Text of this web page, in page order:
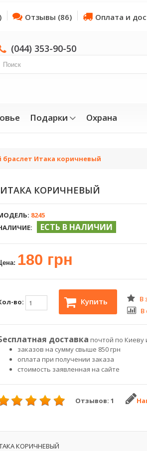
Отзывы (86) Оплата и
(044) 353-90-50
Подарки Охрана
Итака коричневый
КОРИЧНЕВЫЙ
8245
ЕСТЬ В НАЛИЧИИ
180 грн
во: Купить
В
В
доставка почтой по Киеву
заказов на сумму свыше 850 грн
оплата при получении заказа
стоимость заявленная на сайте
Отзывов: 1
КОРИЧНЕВЫЙ